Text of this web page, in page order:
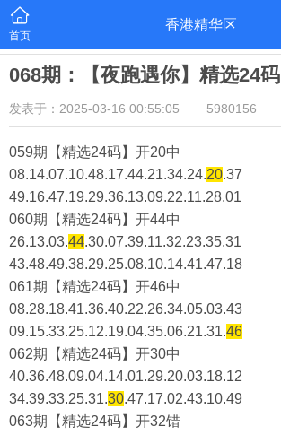
首页
香港精华区
068期：【夜跑遇你】精选24码
发表于：2025-03-16 00:55:05 5980156
059期【精选24码】开20中
08.14.07.10.48.17.44.21.34.24.20.37
49.16.47.19.29.36.13.09.22.11.28.01
060期【精选24码】开44中
26.13.03.44.30.07.39.11.32.23.35.31
43.48.49.38.29.25.08.10.14.41.47.18
061期【精选24码】开46中
08.28.18.41.36.40.22.26.34.05.03.43
09.15.33.25.12.19.04.35.06.21.31.46
062期【精选24码】开30中
40.36.48.09.04.14.01.29.20.03.18.12
34.39.33.25.31.30.47.17.02.43.10.49
063期【精选24码】开32错